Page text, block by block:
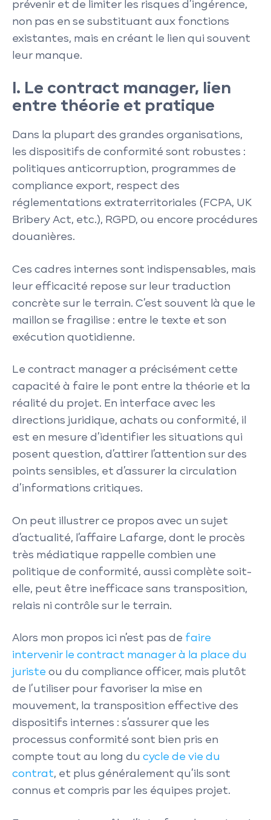
prévenir et de limiter les risques d’ingérence,
non pas en se substituant aux fonctions
existantes, mais en créant le lien qui souvent
leur manque.
I. Le contract manager, lien
entre théorie et pratique
Dans la plupart des grandes organisations,
les dispositifs de conformité sont robustes :
politiques anticorruption, programmes de
compliance export, respect des
réglementations extraterritoriales (FCPA, UK
Bribery Act, etc.), RGPD, ou encore procédures
douanières.
Ces cadres internes sont indispensables, mais
leur efficacité repose sur leur traduction
concrète sur le terrain. C’est souvent là que le
maillon se fragilise : entre le texte et son
exécution quotidienne.
Le contract manager a précisément cette
capacité à faire le pont entre la théorie et la
réalité du projet. En interface avec les
directions juridique, achats ou conformité, il
est en mesure d’identifier les situations qui
posent question, d’attirer l’attention sur des
points sensibles, et d’assurer la circulation
d’informations critiques.
On peut illustrer ce propos avec un sujet
d’actualité, l’affaire Lafarge, dont le procès
très médiatique rappelle combien une
politique de conformité, aussi complète soit-
elle, peut être inefficace sans transposition,
relais ni contrôle sur le terrain.
Alors mon propos ici n’est pas de faire
intervenir le contract manager à la place du
juriste ou du compliance officer, mais plutôt
de l’utiliser pour favoriser la mise en
mouvement, la transposition effective des
dispositifs internes : s’assurer que les
processus conformité sont bien pris en
compte tout au long du cycle de vie du
contrat, et plus généralement qu’ils sont
connus et compris par les équipes projet.